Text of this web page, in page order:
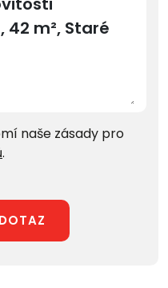
naše zásady pro
.